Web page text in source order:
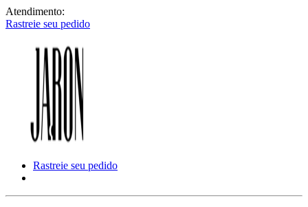
Atendimento:
Rastreie seu pedido
Rastreie seu pedido